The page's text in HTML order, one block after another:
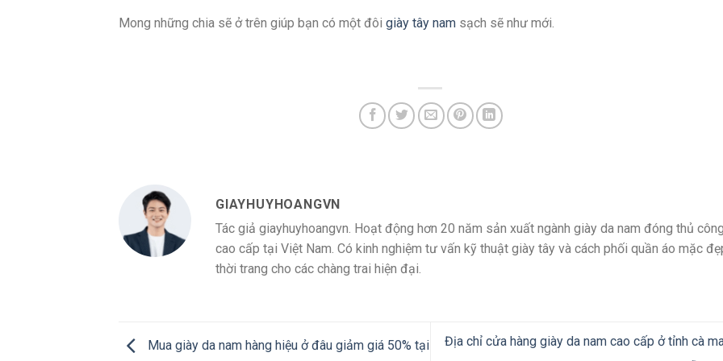
Mong những chia sẽ ở trên giúp bạn có một đôi giày tây nam sạch sẽ như mới.
GIAYHUYHOANGVN
Tác giả giayhuyhoangvn. Hoạt động hơn 20 năm sản xuất ngành giày da nam đóng thủ công
cao cấp tại Việt Nam. Có kinh nghiệm tư vấn kỹ thuật giày tây và cách phối quần áo mặc
thời trang cho các chàng trai hiện đại.
Mua giày da nam hàng hiệu ở đâu giảm giá 50% tại
Địa chỉ cửa hàng giày da nam cao cấp ở tỉnh cà